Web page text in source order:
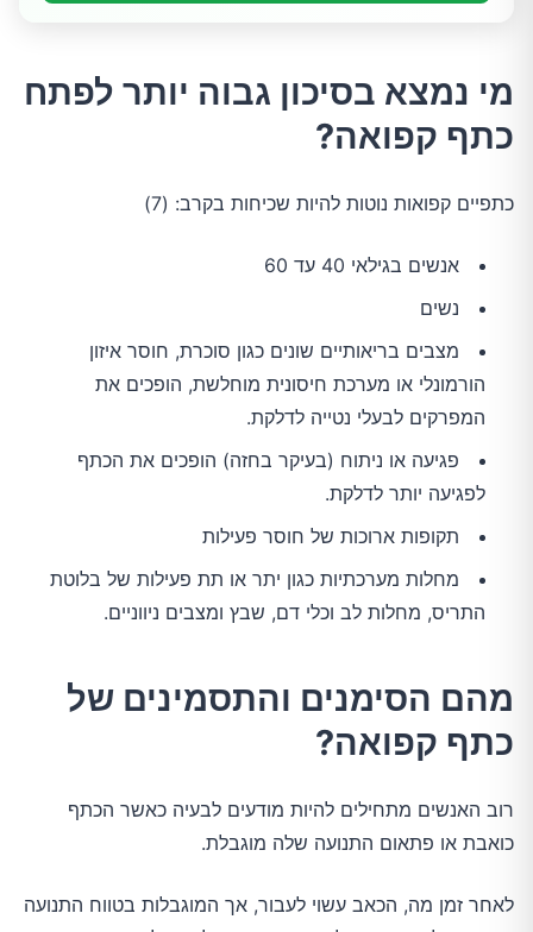
מי נמצא בסיכון גבוה יותר לפתח
כתף קפואה?
כתפיים קפואות נוטות להיות שכיחות בקרב: (7)
אנשים בגילאי 40 עד 60
נשים
מצבים בריאותיים שונים כגון סוכרת, חוסר איזון
הורמונלי או מערכת חיסונית מוחלשת, הופכים את
המפרקים לבעלי נטייה לדלקת.
פגיעה או ניתוח (בעיקר בחזה) הופכים את הכתף
לפגיעה יותר לדלקת.
תקופות ארוכות של חוסר פעילות
מחלות מערכתיות כגון יתר או תת פעילות של בלוטת
התריס, מחלות לב וכלי דם, שבץ ומצבים ניווניים.
מהם הסימנים והתסמינים של
כתף קפואה?
רוב האנשים מתחילים להיות מודעים לבעיה כאשר הכתף
כואבת או פתאום התנועה שלה מוגבלת.
לאחר זמן מה, הכאב עשוי לעבור, אך המוגבלות בטווח התנועה